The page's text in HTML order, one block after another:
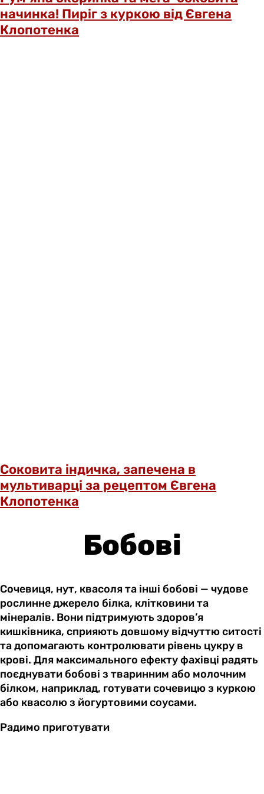
начинка! Пиріг з куркою від Євгена
Клопотенка
Соковита індичка, запечена в
мультиварці за рецептом Євгена
Клопотенка
Бобові
Сочевиця, нут, квасоля та інші бобові — чудове
рослинне джерело білка, клітковини та
мінералів. Вони підтримують здоров’я
кишківника, сприяють довшому відчуттю ситості
та допомагають контролювати рівень цукру в
крові. Для максимального ефекту фахівці радять
поєднувати бобові з тваринним або молочним
білком, наприклад, готувати сочевицю з куркою
або квасолю з йогуртовими соусами.
Радимо приготувати